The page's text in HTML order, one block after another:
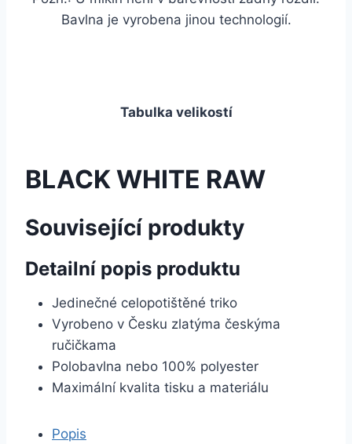
Bavlna je vyrobena jinou technologií.
Tabulka velikostí
BLACK WHITE RAW
Související produkty
Detailní popis produktu
Jedinečné celopotištěné triko
Vyrobeno v Česku zlatýma českýma
ručičkama
Polobavlna nebo 100% polyester
Maximální kvalita tisku a materiálu
Popis